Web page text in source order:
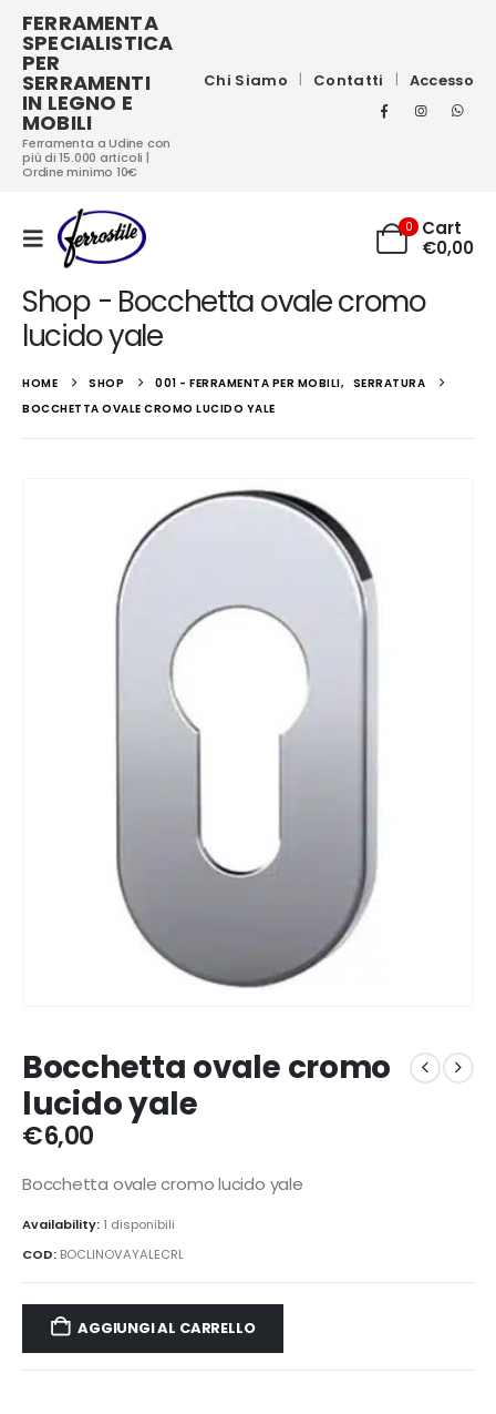
FERRAMENTA
SPECIALISTICA
PER
SERRAMENTI
IN LEGNO E
MOBILI
Ferramenta a Udine con
più di 15.000 articoli |
Ordine minimo 10€
Chi Siamo Contatti Accesso
0
Cart
€0,00
Shop - Bocchetta ovale cromo
lucido yale
HOME SHOP 001 - FERRAMENTA PER MOBILI, SERRATURA
BOCCHETTA OVALE CROMO LUCIDO YALE
Bocchetta ovale cromo
lucido yale
€6,00
Bocchetta ovale cromo lucido yale
Availability: 1 disponibili
COD: BOCLINOVAYALECRL
AGGIUNGI AL CARRELLO